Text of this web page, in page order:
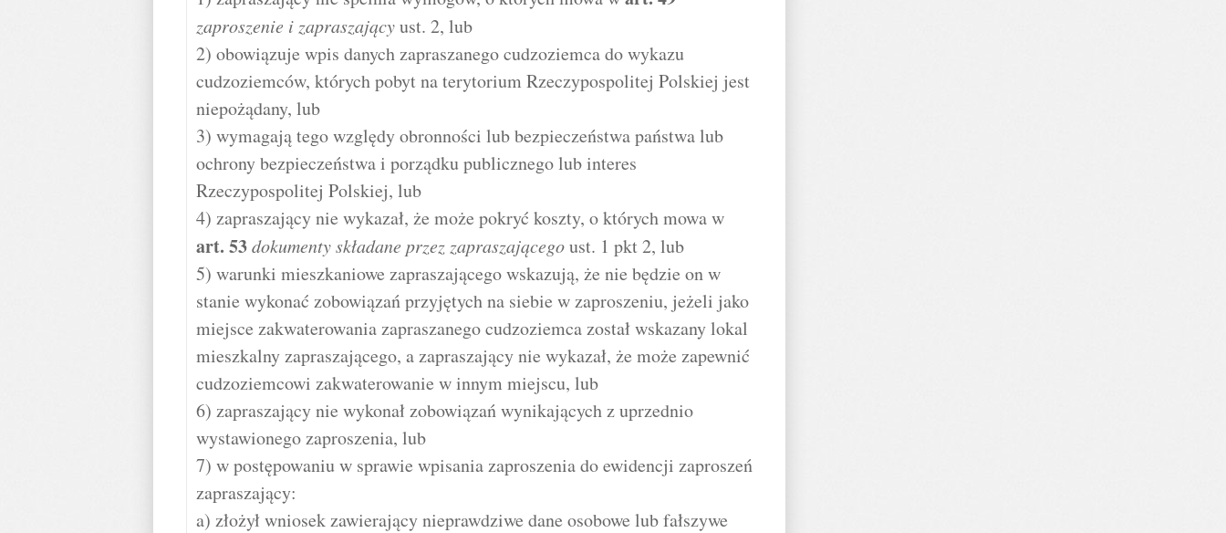
zaproszenie i zapraszającyust. 2, lub
2) obowiązuje wpis danych zapraszanego cudzoziemca do wykazu
cudzoziemców, których pobyt na terytorium Rzeczypospolitej Polskiej jest
niepożądany, lub
3) wymagają tego względy obronności lub bezpieczeństwa państwa lub
ochrony bezpieczeństwa i porządku publicznego lub interes
Rzeczypospolitej Polskiej, lub
4) zapraszający nie wykazał, że może pokryć koszty, o których mowa w
art. 53dokumenty składane przez zapraszającegoust. 1 pkt 2, lub
5) warunki mieszkaniowe zapraszającego wskazują, że nie będzie on w
stanie wykonać zobowiązań przyjętych na siebie w zaproszeniu, jeżeli jako
miejsce zakwaterowania zapraszanego cudzoziemca został wskazany lokal
mieszkalny zapraszającego, a zapraszający nie wykazał, że może zapewnić
cudzoziemcowi zakwaterowanie w innym miejscu, lub
6) zapraszający nie wykonał zobowiązań wynikających z uprzednio
wystawionego zaproszenia, lub
7) w postępowaniu w sprawie wpisania zaproszenia do ewidencji zaproszeń
zapraszający:
a) złożył wniosek zawierający nieprawdziwe dane osobowe lub fałszywe